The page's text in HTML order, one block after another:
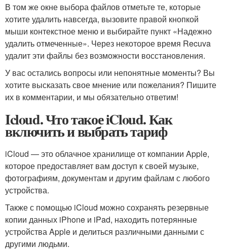
В том же окне выбора файлов отметьте те, которые
хотите удалить навсегда, вызовите правой кнопкой
мыши контекстное меню и выбирайте пункт «Надежно
удалить отмеченные». Через некоторое время Recuva
удалит эти файлы без возможности восстановления.
У вас остались вопросы или непонятные моменты? Вы
хотите высказать свое мнение или пожелания? Пишите
их в комментарии, и мы обязательно ответим!
Icloud. Что такое iCloud. Как
включить и выбрать тариф
iCloud — это облачное хранилище от компании Apple,
которое предоставляет вам доступ к своей музыке,
фотографиям, документам и другим файлам с любого
устройства.
Также с помощью iCloud можно сохранять резервные
копии данных iPhone и iPad, находить потерянные
устройства Apple и делиться различными данными с
другими людьми.